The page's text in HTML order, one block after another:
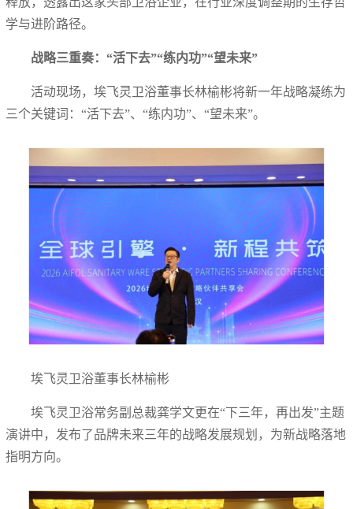
学与进阶路径。
战略三重奏：“活下去”“练内功”“望未来”
活动现场，埃飞灵卫浴董事长林榆彬将新一年战略凝练为
三个关键词：“活下去”、“练内功”、“望未来”。
埃飞灵卫浴董事长林榆彬
埃飞灵卫浴常务副总裁龚学文更在“下三年，再出发”主题
演讲中，发布了品牌未来三年的战略发展规划，为新战略落地
指明方向。